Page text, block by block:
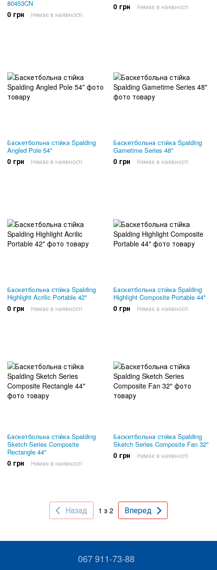
80453CN
0 грн Немає в наявності
0 грн Немає в наявності
Баскетбольна стійка Spalding
Angled Pole 54"
0 грн Немає в наявності
Баскетбольна стійка Spalding
Gametime Series 48"
0 грн Немає в наявності
Баскетбольна стійка Spalding
Highlight Acrilic Portable 42"
0 грн Немає в наявності
Баскетбольна стійка Spalding
Highlight Composite Portable 44"
0 грн Немає в наявності
Баскетбольна стійка Spalding
Sketch Series Composite
Rectangle 44"
0 грн Немає в наявності
Баскетбольна стійка Spalding
Sketch Series Composite Fan 32"
0 грн Немає в наявності
Назад 1 з 2 Вперед
067 911-73-88